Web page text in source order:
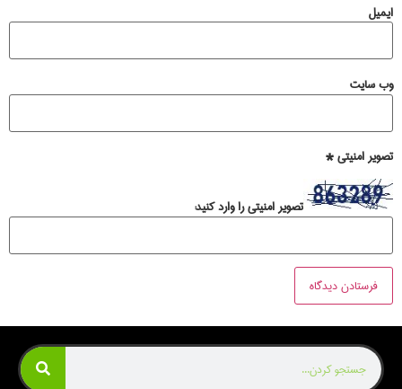
ایمیل
وب‌ سایت
تصویر امنیتی*
تصویر امنیتی را وارد کنید: